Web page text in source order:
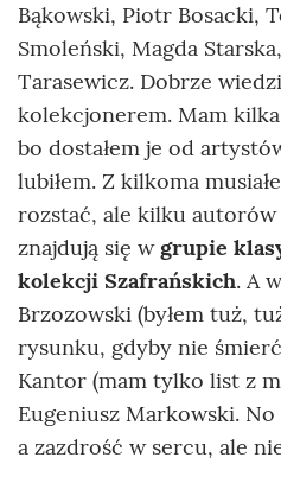
Bąkowski, Piotr Bosacki,
Smoleński, Magda
Tarasewicz. Dobrze
kolekcjonerem. Mam
bo dostałem je od
lubiłem. Z kilkoma
rozstać, ale kilku
znajdują się w grupie
kolekcji Szafrańskich. A
Brzozowski (byłem tuż,
rysunku, gdyby nie
Kantor (mam tylko list z
Eugeniusz Markowski.
a zazdrość w sercu, ale